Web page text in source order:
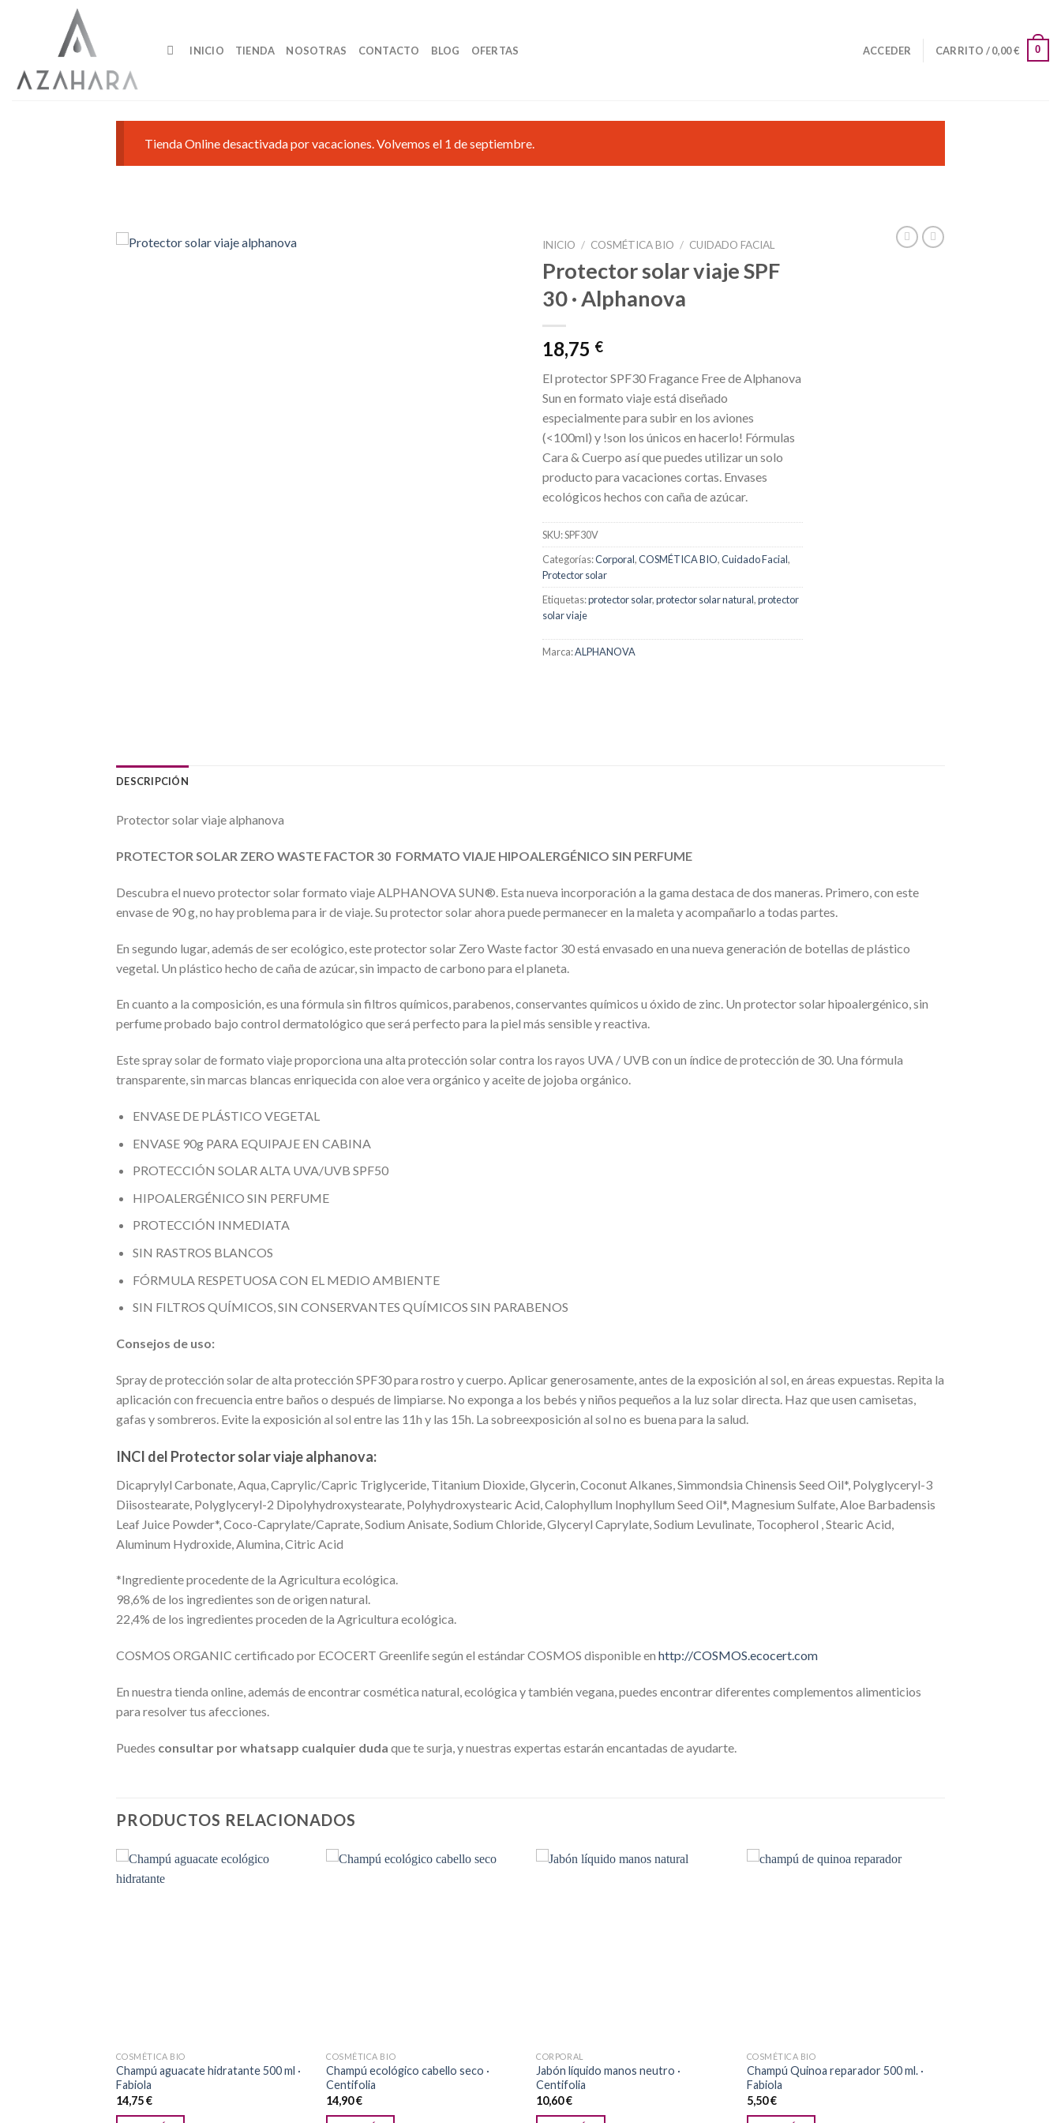
INICIO TIENDA NOSOTRAS CONTACTO BLOG OFERTAS ACCEDER CARRITO /0,00€ 0
Tienda Online desactivada por vacaciones. Volvemos el 1 de septiembre.
INICIO / COSMÉTICA BIO / CUIDADO FACIAL
Protector solar viaje SPF
30 · Alphanova
18,75 €
El protector SPF30 Fragance Free de Alphanova
Sun en formato viaje está diseñado
especialmente para subir en los aviones
(<100ml) y !son los únicos en hacerlo! Fórmulas
Cara & Cuerpo así que puedes utilizar un solo
producto para vacaciones cortas. Envases
ecológicos hechos con caña de azúcar.
SKU:SPF30V
Categorías:Corporal,COSMÉTICA BIO,Cuidado Facial,
Protector solar
Etiquetas:protector solar,protector solar natural,protector
solar viaje
Marca:ALPHANOVA
DESCRIPCIÓN
Protector solar viaje alphanova
PROTECTOR SOLAR ZERO WASTE FACTOR 30 FORMATO VIAJE HIPOALERGÉNICO SIN PERFUME
Descubra el nuevo protector solar formato viaje ALPHANOVA SUN®. Esta nueva incorporación a la gama destaca de dos maneras. Primero, con este
envase de 90 g, no hay problema para ir de viaje. Su protector solar ahora puede permanecer en la maleta y acompañarlo a todas partes.
En segundo lugar, además de ser ecológico, este protector solar Zero Waste factor 30 está envasado en una nueva generación de botellas de plástico
vegetal. Un plástico hecho de caña de azúcar, sin impacto de carbono para el planeta.
En cuanto a la composición, es una fórmula sin filtros químicos, parabenos, conservantes químicos u óxido de zinc. Un protector solar hipoalergénico, sin
perfume probado bajo control dermatológico que será perfecto para la piel más sensible y reactiva.
Este spray solar de formato viaje proporciona una alta protección solar contra los rayos UVA / UVB con un índice de protección de 30. Una fórmula
transparente, sin marcas blancas enriquecida con aloe vera orgánico y aceite de jojoba orgánico.
ENVASE DE PLÁSTICO VEGETAL
ENVASE 90g PARA EQUIPAJE EN CABINA
PROTECCIÓN SOLAR ALTA UVA/UVB SPF50
HIPOALERGÉNICO SIN PERFUME
PROTECCIÓN INMEDIATA
SIN RASTROS BLANCOS
FÓRMULA RESPETUOSA CON EL MEDIO AMBIENTE
SIN FILTROS QUÍMICOS, SIN CONSERVANTES QUÍMICOS SIN PARABENOS
Consejos de uso:
Spray de protección solar de alta protección SPF30 para rostro y cuerpo. Aplicar generosamente, antes de la exposición al sol, en áreas expuestas. Repita la
aplicación con frecuencia entre baños o después de limpiarse. No exponga a los bebés y niños pequeños a la luz solar directa. Haz que usen camisetas,
gafas y sombreros. Evite la exposición al sol entre las 11h y las 15h. La sobreexposición al sol no es buena para la salud.
INCI del Protector solar viaje alphanova:
Dicaprylyl Carbonate, Aqua, Caprylic/Capric Triglyceride, Titanium Dioxide, Glycerin, Coconut Alkanes, Simmondsia Chinensis Seed Oil*, Polyglyceryl-3
Diisostearate, Polyglyceryl-2 Dipolyhydroxystearate, Polyhydroxystearic Acid, Calophyllum Inophyllum Seed Oil*, Magnesium Sulfate, Aloe Barbadensis
Leaf Juice Powder*, Coco-Caprylate/Caprate, Sodium Anisate, Sodium Chloride, Glyceryl Caprylate, Sodium Levulinate, Tocopherol , Stearic Acid,
Aluminum Hydroxide, Alumina, Citric Acid
*Ingrediente procedente de la Agricultura ecológica.
98,6% de los ingredientes son de origen natural.
22,4% de los ingredientes proceden de la Agricultura ecológica.
COSMOS ORGANIC certificado por ECOCERT Greenlife según el estándar COSMOS disponible en http://COSMOS.ecocert.com
En nuestra tienda online, además de encontrar cosmética natural, ecológica y también vegana, puedes encontrar diferentes complementos alimenticios
para resolver tus afecciones.
Puedes consultar por whatsapp cualquier duda que te surja, y nuestras expertas estarán encantadas de ayudarte.
PRODUCTOS RELACIONADOS
COSMÉTICA BIO
Champú aguacate hidratante 500 ml ·
Fabiola
14,75€
COSMÉTICA BIO
Champú ecológico cabello seco ·
Centifolia
14,90€
CORPORAL
Jabón líquido manos neutro ·
Centifolia
10,60€
COSMÉTICA BIO
Champú Quinoa reparador 500 ml. ·
Fabiola
5,50€